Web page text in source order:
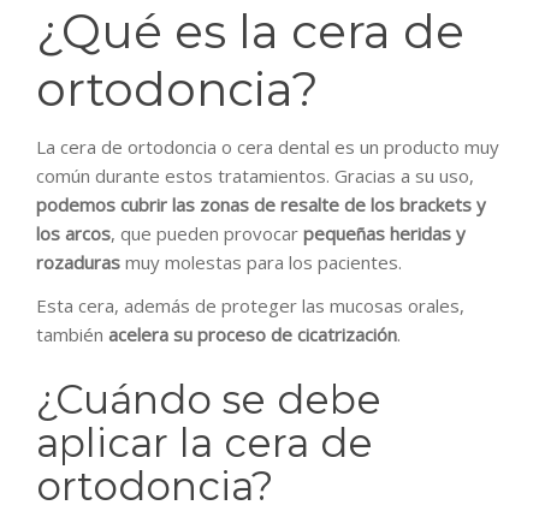
¿Qué es la cera de
ortodoncia?
La cera de ortodoncia o cera dental es un producto muy
común durante estos tratamientos. Gracias a su uso,
podemos cubrir las zonas de resalte de los brackets y
los arcos, que pueden provocar pequeñas heridas y
rozaduras muy molestas para los pacientes.
Esta cera, además de proteger las mucosas orales,
también acelera su proceso de cicatrización.
¿Cuándo se debe
aplicar la cera de
ortodoncia?